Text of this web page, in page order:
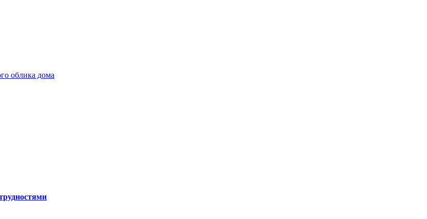
облика дома